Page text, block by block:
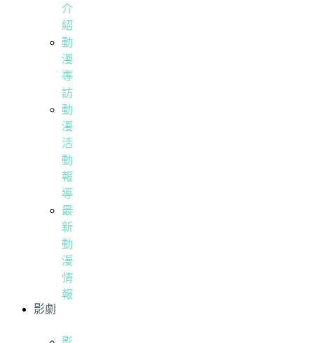
介
紹
動
漫
專
訪
動
漫
活
動
報
導
最
新
動
漫
情
報
影劇